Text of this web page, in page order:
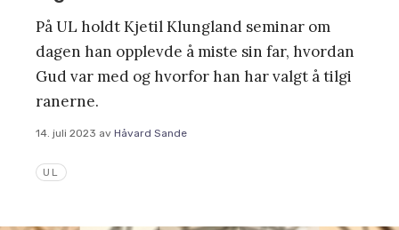
UL
På UL holdt Kjetil Klungland seminar om
dagen han opplevde å miste sin far, hvordan
Gud var med og hvorfor han har valgt å tilgi
ranerne.
14. juli 2023 av Håvard Sande